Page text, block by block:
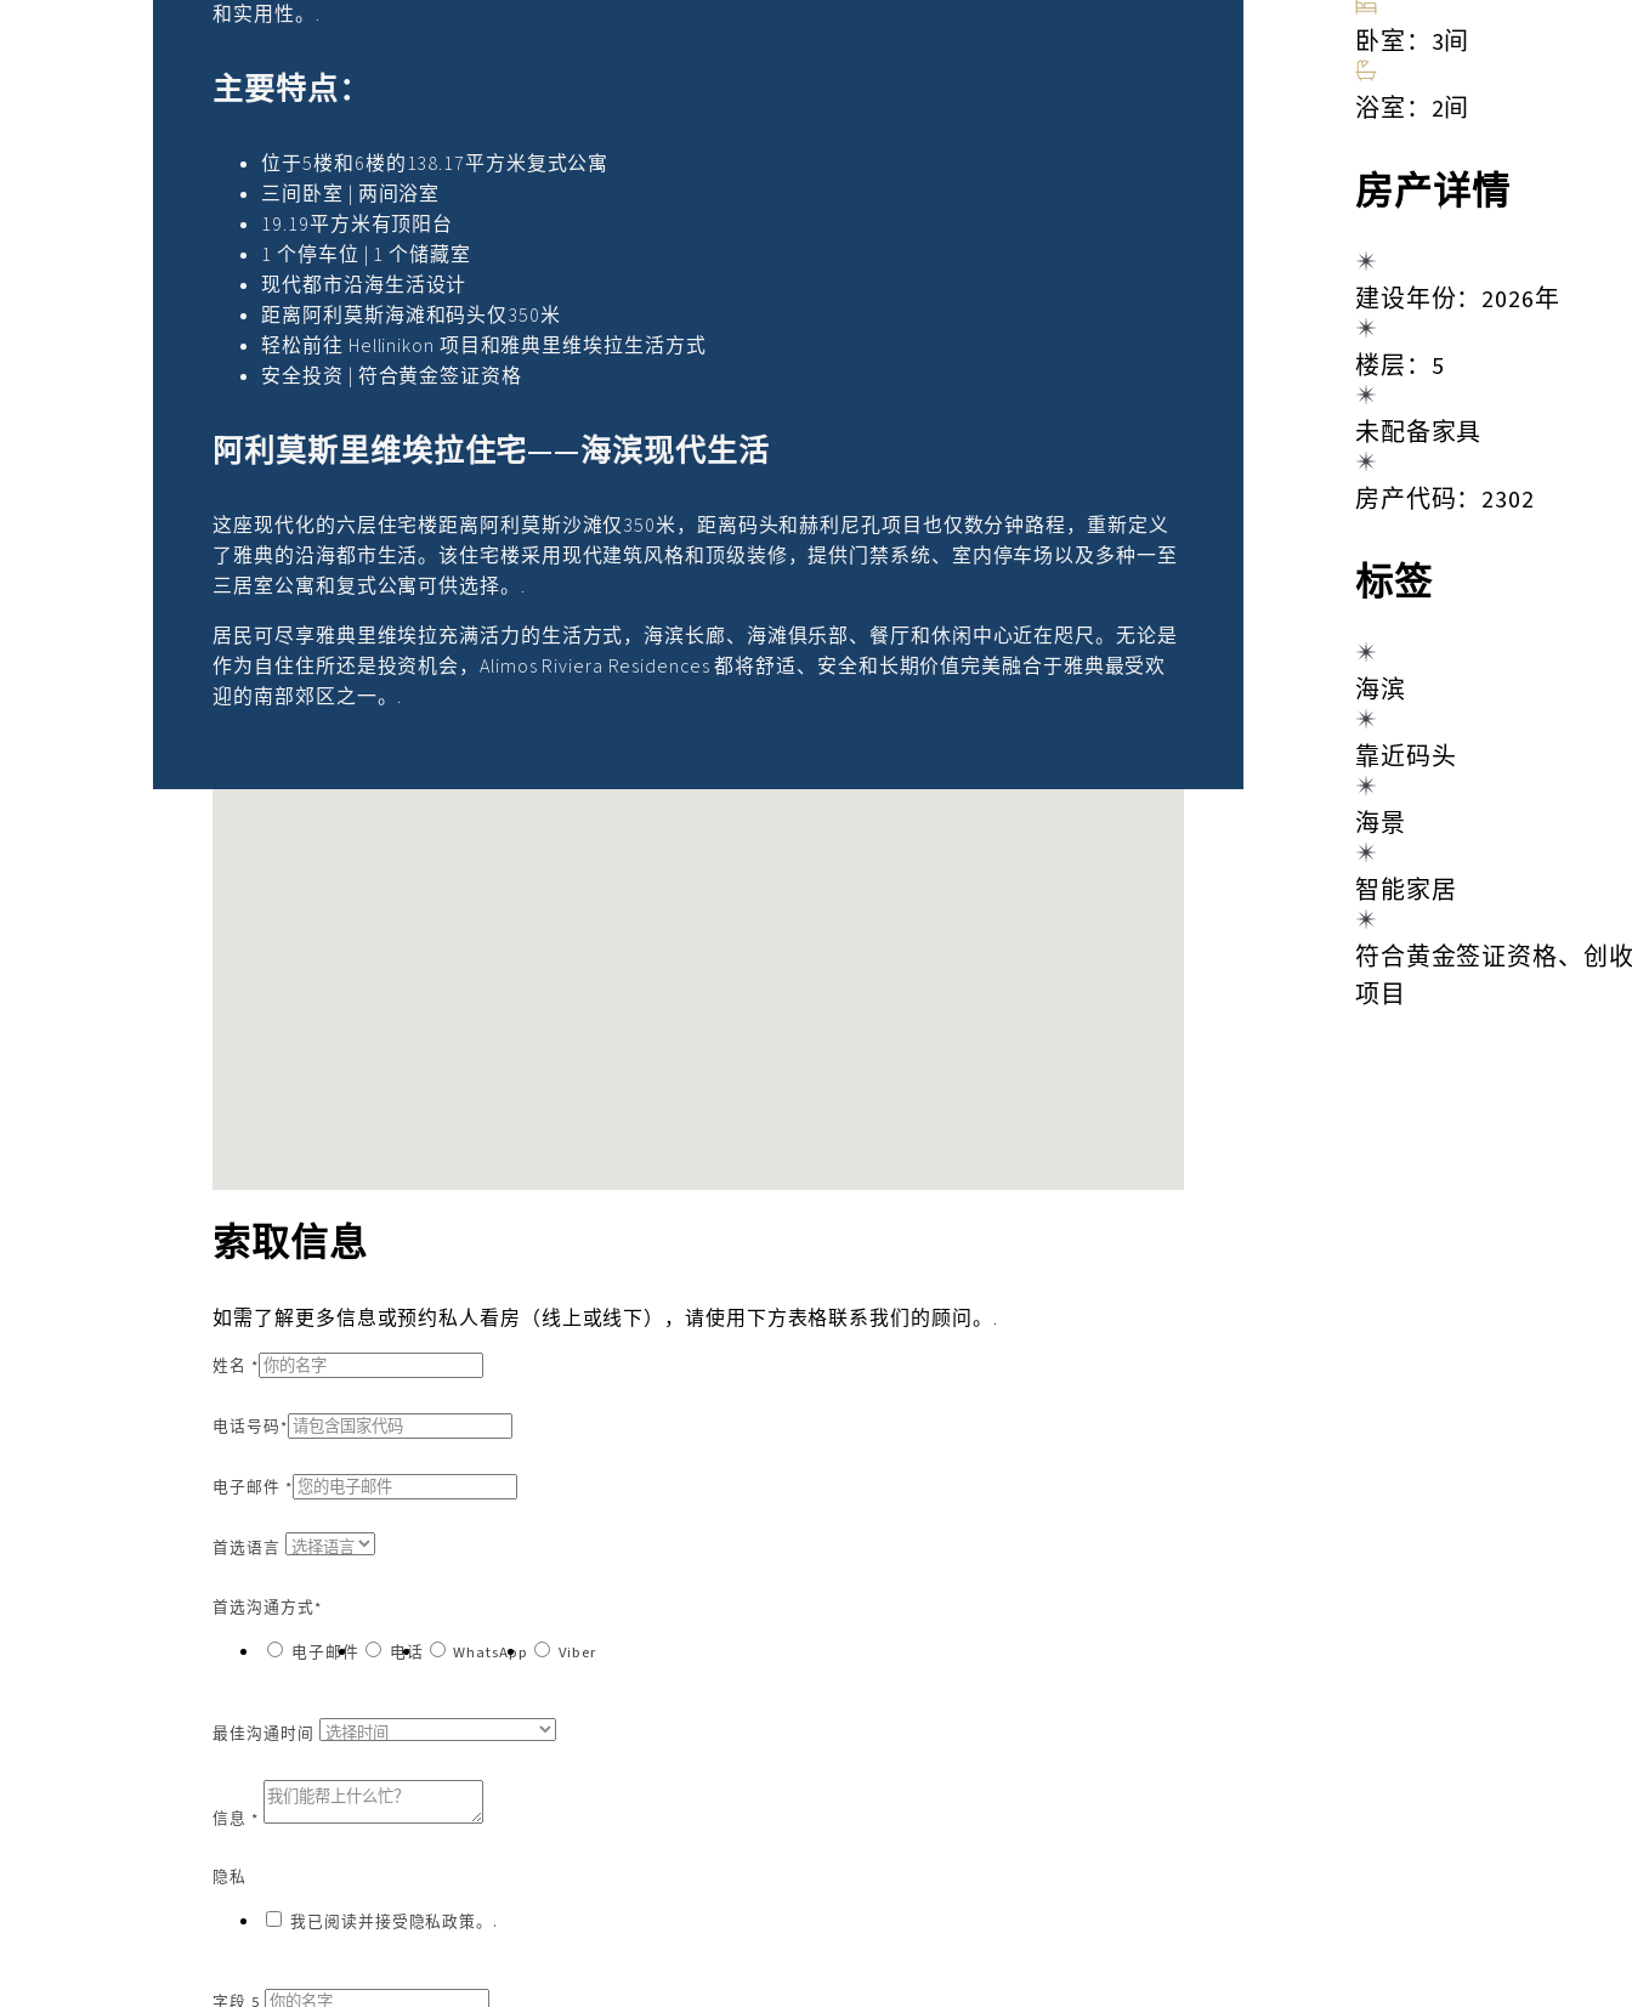
和实用性。.
主要特点：
位于5楼和6楼的138.17平方米复式公寓
三间卧室 | 两间浴室
19.19平方米有顶阳台
1 个停车位 | 1 个储藏室
现代都市沿海生活设计
距离阿利莫斯海滩和码头仅350米
轻松前往 Hellinikon 项目和雅典里维埃拉生活方式
安全投资 | 符合黄金签证资格
阿利莫斯里维埃拉住宅——海滨现代生活
这座现代化的六层住宅楼距离阿利莫斯沙滩仅350米，距离码头和赫利尼孔项目也仅数分钟路程，重新定义
了雅典的沿海都市生活。该住宅楼采用现代建筑风格和顶级装修，提供门禁系统、室内停车场以及多种一至
三居室公寓和复式公寓可供选择。.
居民可尽享雅典里维埃拉充满活力的生活方式，海滨长廊、海滩俱乐部、餐厅和休闲中心近在咫尺。无论是
作为自住住所还是投资机会，Alimos Riviera Residences 都将舒适、安全和长期价值完美融合于雅典最受欢
迎的南部郊区之一。.
索取信息
如需了解更多信息或预约私人看房（线上或线下），请使用下方表格联系我们的顾问。.
姓名 *
电话号码*
电子邮件 *
首选语言
首选沟通方式*
电子邮件 电话 WhatsApp Viber
最佳沟通时间
信息 *
隐私
我已阅读并接受隐私政策。.
字段 5
卧室：3间
浴室：2间
房产详情
建设年份：2026年
楼层：5
未配备家具
房产代码：2302
标签
海滨
靠近码头
海景
智能家居
符合黄金签证资格、创
项目